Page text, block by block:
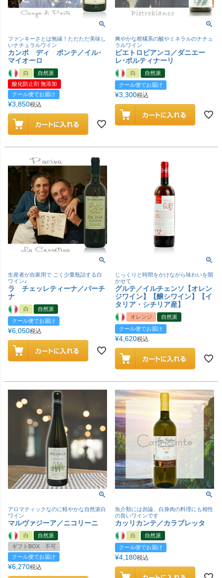
ファンキーさとは無縁！ただただ美味し
いナチュラルワイン
カンポ ディ ポンテ／イル･
マイオーロ
白
自然派
酸化防止剤 無添加
クール便でお届け
¥3,850税込
爽やかな柑橘系の酸やミネラルのナチュ
ラルワイン
ピエトロビアンコ／ダニエー
レ･ポルティナーリ
白
自然派
クール便でお届け
¥3,300税込
生産者が自家用で ごく少量瓶詰する白
ワイン♪
ラ チェッレティーナ／パーチ
ナ
白
自然派
クール便でお届け
¥6,050税込
じっくりと時間をかけながら味わいを開
かせて
グルテ／イルチェンソ【オレン
ジワイン】【醸シワイン】【イ
タリア・シチリア産】
オレンジ
自然派
クール便でお届け
¥4,620税込
アロマティックなのに軽やかな自然派白
ワイン
マルヴァジーア／ニコリーニ
白
自然派
ギフトBOX 不可
クール便でお届け
¥6,270税込
魚介類には勿論、白身肉の料理にも相性
の良いワインです
カッリカンテ／カラブレッタ
白
自然派
クール便でお届け
¥4,180税込